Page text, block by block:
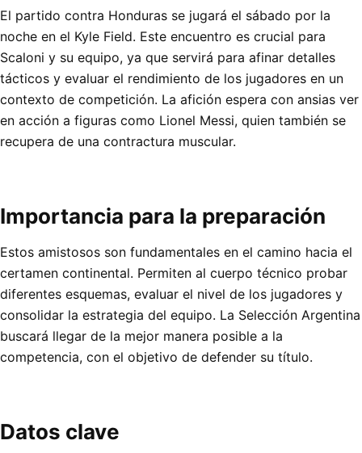
El partido contra Honduras se jugará el sábado por la
noche en el Kyle Field. Este encuentro es crucial para
Scaloni y su equipo, ya que servirá para afinar detalles
tácticos y evaluar el rendimiento de los jugadores en un
contexto de competición. La afición espera con ansias ver
en acción a figuras como Lionel Messi, quien también se
recupera de una contractura muscular.
Importancia para la preparación
Estos amistosos son fundamentales en el camino hacia el
certamen continental. Permiten al cuerpo técnico probar
diferentes esquemas, evaluar el nivel de los jugadores y
consolidar la estrategia del equipo. La Selección Argentina
buscará llegar de la mejor manera posible a la
competencia, con el objetivo de defender su título.
Datos clave